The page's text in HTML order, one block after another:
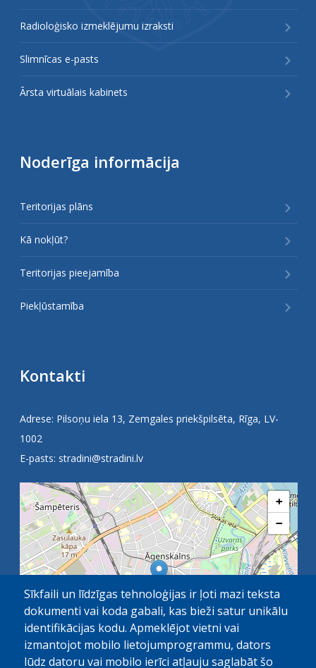
Radioloģisko izmeklējumu izraksti
Slimnīcas e-pasts
Ārsta virtuālais kabinets
Noderīga informācija
Teritorijas plāns
Kā nokļūt?
Teritorijas pieejamība
Piekļūstamība
Kontakti
Adrese: Pilsoņu iela 13, Zemgales priekšpilsēta, Rīga, LV-
1002
E-pasts: stradini@stradini.lv
+
−
Sīkfaili un līdzīgas tehnoloģijas ir ļoti mazi teksta
dokumenti vai koda gabali, kas bieži satur unikālu
identifikācijas kodu. Apmeklējot vietni vai
izmantojot mobilo lietojumprogrammu, dators
lūdz datoru vai mobilo ierīci atļauju saglabāt šo